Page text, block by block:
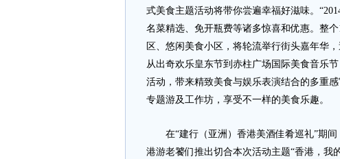
式美食主题活动将带你尝遍幸福好滋味。
名菜精选、免开瓶费等诸多惊喜和优惠。整
区、悠闲美食小区，将轮流举行街头嘉年华
从出奇欢乐皇东节到赤柱广场国际美食音乐
活动，带来精致美食与娱乐表演结合的多重
专题游及工作坊，享受不一样的美食乐趣。
在“建行（亚洲）香港美酒佳肴巡礼”期间
港游老饕们推出切合本次活动主题“香港，我